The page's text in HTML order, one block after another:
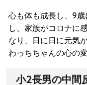
心も体も成長し、9
し、家族がコロナに
なり、日に日に元気
わっちちゃんの心の
小2長男の中間